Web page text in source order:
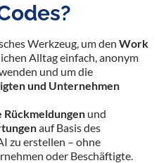
Werkzeug, um den Work
Alltag einfach, anonym
und um die
und Unternehmen
Rückmeldungen und
auf Basis des
zu erstellen – ohne
oder Beschäftigte.